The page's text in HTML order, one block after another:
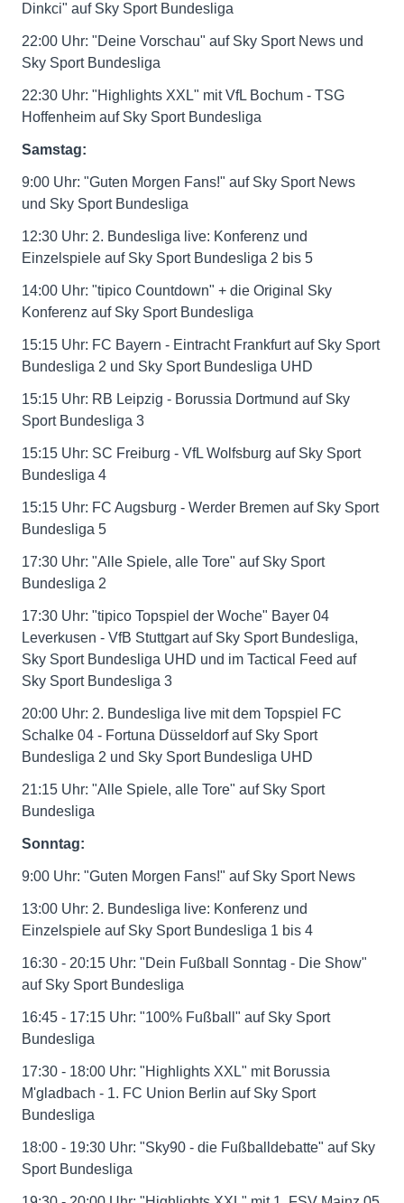
Dinkci" auf Sky Sport Bundesliga
22:00 Uhr: "Deine Vorschau" auf Sky Sport News und
Sky Sport Bundesliga
22:30 Uhr: "Highlights XXL" mit VfL Bochum - TSG
Hoffenheim auf Sky Sport Bundesliga
Samstag:
9:00 Uhr: "Guten Morgen Fans!" auf Sky Sport News
und Sky Sport Bundesliga
12:30 Uhr: 2. Bundesliga live: Konferenz und
Einzelspiele auf Sky Sport Bundesliga 2 bis 5
14:00 Uhr: "tipico Countdown" + die Original Sky
Konferenz auf Sky Sport Bundesliga
15:15 Uhr: FC Bayern - Eintracht Frankfurt auf Sky Sport
Bundesliga 2 und Sky Sport Bundesliga UHD
15:15 Uhr: RB Leipzig - Borussia Dortmund auf Sky
Sport Bundesliga 3
15:15 Uhr: SC Freiburg - VfL Wolfsburg auf Sky Sport
Bundesliga 4
15:15 Uhr: FC Augsburg - Werder Bremen auf Sky Sport
Bundesliga 5
17:30 Uhr: "Alle Spiele, alle Tore" auf Sky Sport
Bundesliga 2
17:30 Uhr: "tipico Topspiel der Woche" Bayer 04
Leverkusen - VfB Stuttgart auf Sky Sport Bundesliga,
Sky Sport Bundesliga UHD und im Tactical Feed auf
Sky Sport Bundesliga 3
20:00 Uhr: 2. Bundesliga live mit dem Topspiel FC
Schalke 04 - Fortuna Düsseldorf auf Sky Sport
Bundesliga 2 und Sky Sport Bundesliga UHD
21:15 Uhr: "Alle Spiele, alle Tore" auf Sky Sport
Bundesliga
Sonntag:
9:00 Uhr: "Guten Morgen Fans!" auf Sky Sport News
13:00 Uhr: 2. Bundesliga live: Konferenz und
Einzelspiele auf Sky Sport Bundesliga 1 bis 4
16:30 - 20:15 Uhr: "Dein Fußball Sonntag - Die Show"
auf Sky Sport Bundesliga
16:45 - 17:15 Uhr: "100% Fußball" auf Sky Sport
Bundesliga
17:30 - 18:00 Uhr: "Highlights XXL" mit Borussia
M'gladbach - 1. FC Union Berlin auf Sky Sport
Bundesliga
18:00 - 19:30 Uhr: "Sky90 - die Fußballdebatte" auf Sky
Sport Bundesliga